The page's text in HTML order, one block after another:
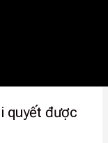
quyết được